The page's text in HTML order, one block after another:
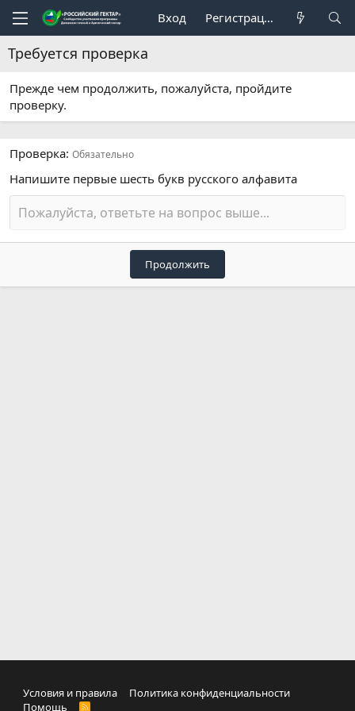
Вход Регистрация
Требуется проверка
Прежде чем продолжить, пожалуйста, пройдите
проверку.
Проверка Обязательно
Напишите первые шесть букв русского алфавита
Продолжить
Условия и правила
Политика конфиденциальности
Помощь
R